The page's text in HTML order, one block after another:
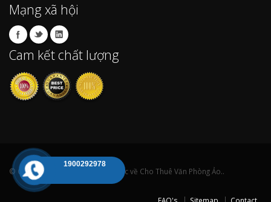
Mạng xã hội
Cam kết chất lượng
© Copyright 2009 Bản quyền thuộc về Cho Thuê Văn Phòng Ảo..
1900292978